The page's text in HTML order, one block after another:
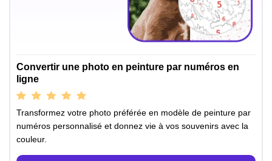
Convertir une photo en peinture par numéros en
ligne
Transformez votre photo préférée en modèle de peinture par
numéros personnalisé et donnez vie à vos souvenirs avec la
couleur.